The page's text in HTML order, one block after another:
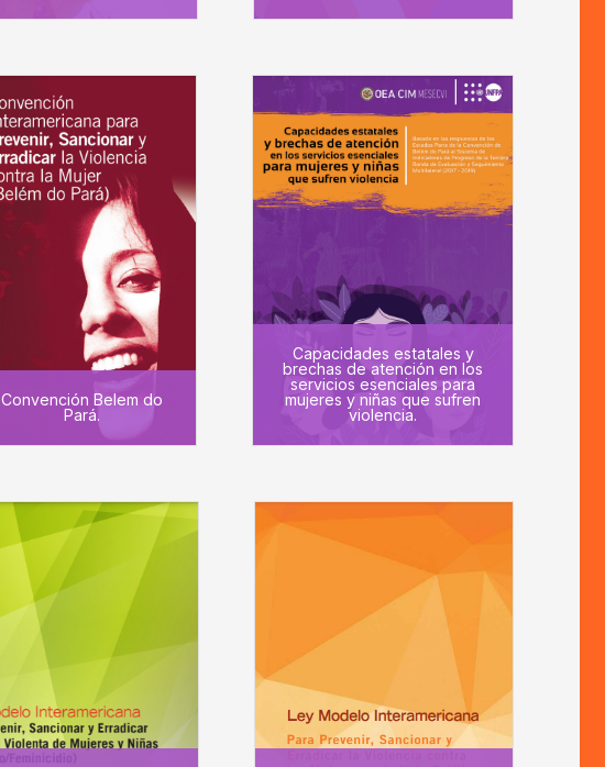
Convención Belem do
Pará.
Capacidades estatales y
brechas de atención en los
servicios esenciales para
mujeres y niñas que sufren
violencia.